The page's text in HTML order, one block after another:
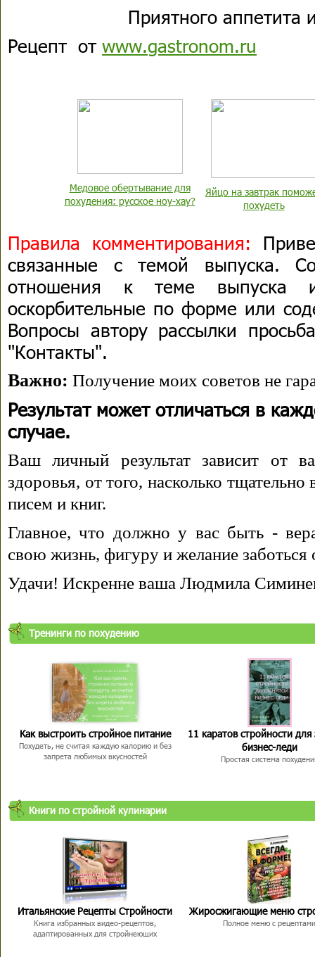
Приятного аппетита
Рецепт от www.gastronom.ru
Медовое обертывание для
похудения: русское ноу-хау?
Яйцо на завтрак
похудеть
Правила комментирования:
связанные с темой выпуска.
отношения к теме выпуска
оскорбительные по форме или
Вопросы автору рассылки
"Контакты".
Важно: Получение моих советов не
Результат может отличаться в
случае.
Ваш личный результат зависит от
здоровья, от того, насколько
писем и книг.
Главное, что должно у вас быть -
свою жизнь, фигуру и желание заботься
Удачи! Искренне ваша Людмила
Тренинги по похудению
Как выстроить стройное питание
Похудеть, не считая каждую калорию и без
запрета любимых вкусностей
11 каратов стройности для
бизнес-леди
Простая система
Книги по стройной кулинарии
Итальянские Рецепты Стройности
Книга избранных видео-рецептов,
адаптированных для стройнеющих
Жиросжигающие меню
Полное меню с рецептами